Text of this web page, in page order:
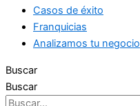
Casos de éxito
Franquicias
Analizamos tu negocio
Buscar
Buscar